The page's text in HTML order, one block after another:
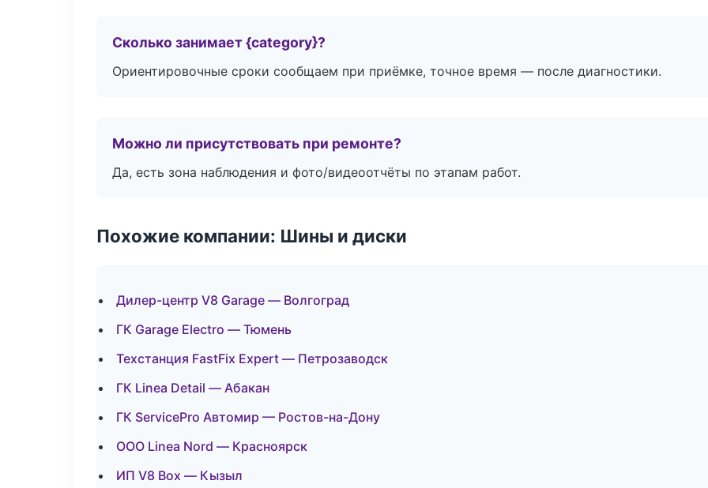
Сколько занимает {category}?
Ориентировочные сроки сообщаем при приёмке, точное время — после диагностики.
Можно ли присутствовать при ремонте?
Да, есть зона наблюдения и фото/видеоотчёты по этапам работ.
Похожие компании: Шины и диски
Дилер-центр V8 Garage — Волгоград
ГК Garage Electro — Тюмень
Техстанция FastFix Expert — Петрозаводск
ГК Linea Detail — Абакан
ГК ServicePro Автомир — Ростов-на-Дону
ООО Linea Nord — Красноярск
ИП V8 Box — Кызыл